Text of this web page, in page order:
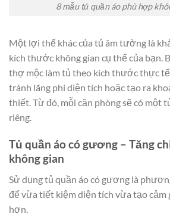
8 mẫu tủ quần áo phù hợp
Một lợi thế khác của tủ âm tường là
kích thước không gian cụ thể của bạn.
thợ mộc làm tủ theo kích thước thực
tránh lãng phí diện tích hoặc tạo ra
thiết. Từ đó, mỗi căn phòng sẽ có một
riêng.
Tủ quần áo có gương – Tăng
không gian
Sử dụng tủ quần áo có gương là
để vừa tiết kiệm diện tích vừa tạo cảm
hơn.